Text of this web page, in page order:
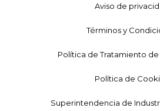
Aviso de
Términos y
Política de Tratamiento
Política de
Superintendencia de